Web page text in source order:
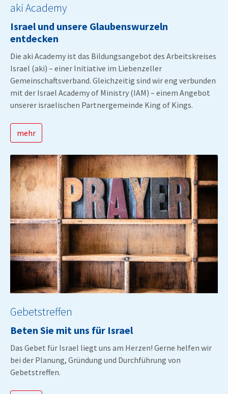
aki Academy
Israel und unsere Glaubenswurzeln
entdecken
Die aki Academy ist das Bildungsangebot des Arbeitskreises
Israel (aki) – einer Initiative im Liebenzeller
Gemeinschaftsverband. Gleichzeitig sind wir eng verbunden
mit der Israel Academy of Ministry (IAM) – einem Angebot
unserer israelischen Partnergemeinde King of Kings.
mehr
Gebetstreffen
Beten Sie mit uns für Israel
Das Gebet für Israel liegt uns am Herzen! Gerne helfen wir
bei der Planung, Gründung und Durchführung von
Gebetstreffen.